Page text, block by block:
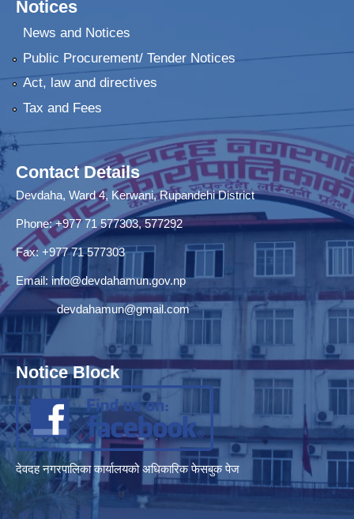
Notices
News and Notices
Public Procurement/ Tender Notices
Act, law and directives
Tax and Fees
Contact Details
Devdaha, Ward 4, Kerwani, Rupandehi District
Phone: +977 71 577303, 577292
Fax: +977 71 577303
Email: info@devdahamun.gov.np
devdahamun@gmail.com
Notice Block
देवदह नगरपालिका कार्यालयको अधिकारिक फेसबुक पेज